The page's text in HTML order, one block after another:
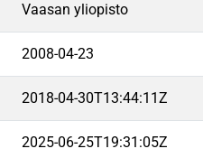
Vaasan yliopisto
2008-04-23
2018-04-30T13:44:11Z
2025-06-25T19:31:05Z